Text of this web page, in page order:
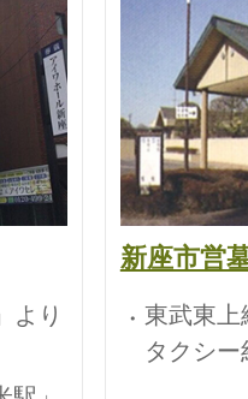
より
新座市営
東武東上
タクシ